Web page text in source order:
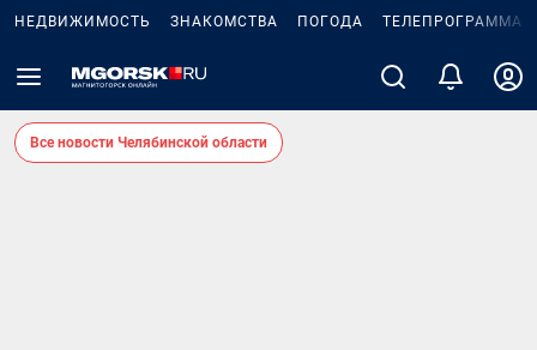
НЕДВИЖИМОСТЬ ЗНАКОМСТВА ПОГОДА ТЕЛЕПРОГРАММА
Все новости Челябинской области